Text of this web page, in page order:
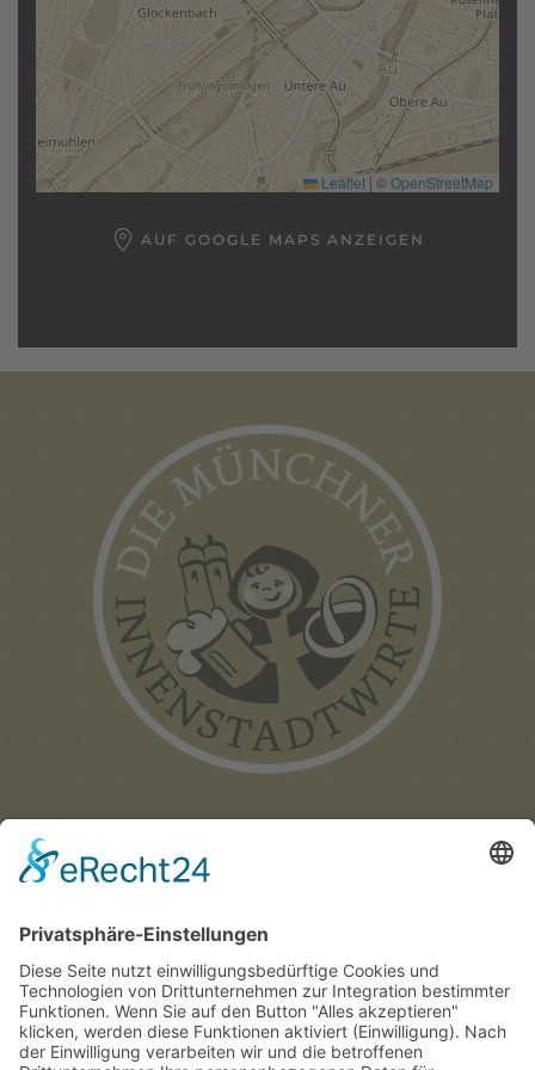
Leaflet | ©OpenStreetMap
AUF GOOGLE MAPS ANZEIGEN
Münchner
Innenstadtwirte e.V.
C/O CITYPARTNER MÜNCHEN
HERZOG-WILHELM-STRASSE 15
D-80331 MÜNCHEN